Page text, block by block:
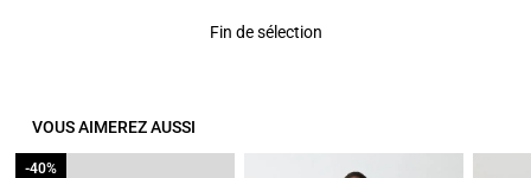
Fin de sélection
VOUS AIMEREZ AUSSI
-40%
-40%